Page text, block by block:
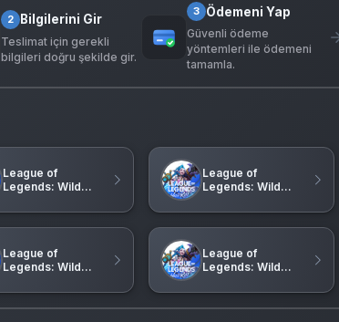
2 Bilgilerini Gir
Teslimat için gerekli
bilgileri doğru şekilde gir.
3 Ödemeni Yap
Güvenli ödeme
yöntemleri ile ödemeni
tamamla.
League of
Legends: Wild
League of
Legends: Wild
League of
Legends: Wild
League of
Legends: Wild